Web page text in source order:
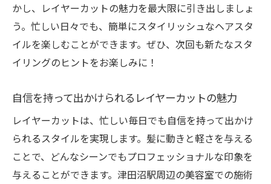
かし、レイヤーカットの魅力を最大限に引き出しましょ
う。忙しい日々でも、簡単にスタイリッシュなヘアスタ
イルを楽しむことができます。ぜひ、次回も新たなスタ
イリングのヒントをお楽しみに！
自信を持って出かけられるレイヤーカットの魅力
レイヤーカットは、忙しい毎日でも自信を持って出かけ
られるスタイルを実現します。髪に動きと軽さを与える
ことで、どんなシーンでもプロフェッショナルな印象を
与えることができます。津田沼駅周辺の美容室での施術